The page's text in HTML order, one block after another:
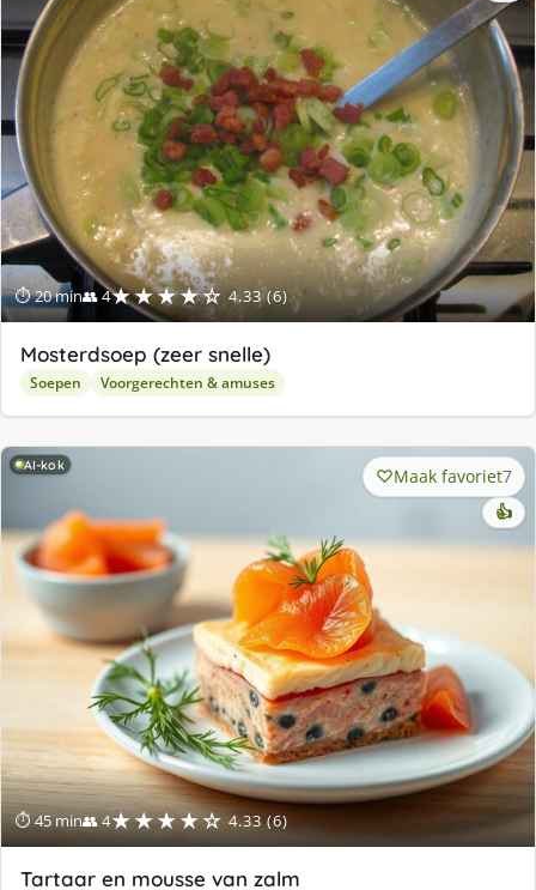
⏱ 20 min👥 4★★★★☆ 4.33 (6)
Mosterdsoep (zeer snelle)
Soepen Voorgerechten & amuses
AI-kok
⏱ 45 min👥 4★★★★☆ 4.33 (6)
Maak favoriet7
👍
Tartaar en mousse van zalm